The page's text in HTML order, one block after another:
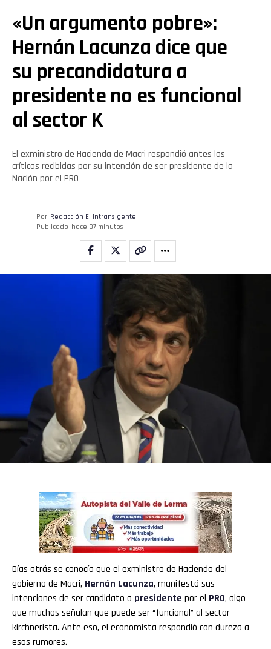
«Un argumento pobre»:
Hernán Lacunza dice que
su precandidatura a
presidente no es funcional
al sector K
El exministro de Hacienda de Macri respondió antes las
críticas recibidas por su intención de ser presidente de la
Nación por el PRO
Por Redacción El intransigente
Publicado hace 37 minutos
Días atrás se conocía que el exministro de Haciendo del
gobierno de Macri, Hernán Lacunza, manifestó sus
intenciones de ser candidato a presidente por el PRO, algo
que muchos señalan que puede ser “funcional” al sector
kirchnerista. Ante eso, el economista respondió con dureza a
esos rumores.